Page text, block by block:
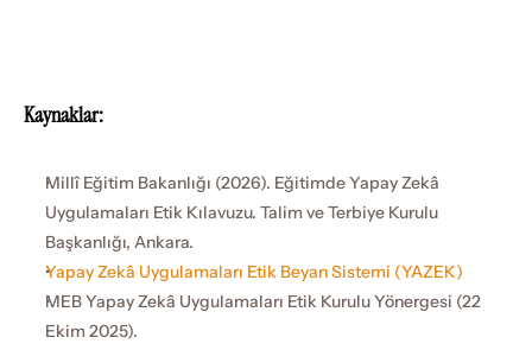
Kaynaklar:
Millî Eğitim Bakanlığı (2026). Eğitimde Yapay Zekâ
Uygulamaları Etik Kılavuzu. Talim ve Terbiye Kurulu
Başkanlığı, Ankara.
Yapay Zekâ Uygulamaları Etik Beyan Sistemi (YAZEK)
MEB Yapay Zekâ Uygulamaları Etik Kurulu Yönergesi (22
Ekim 2025).